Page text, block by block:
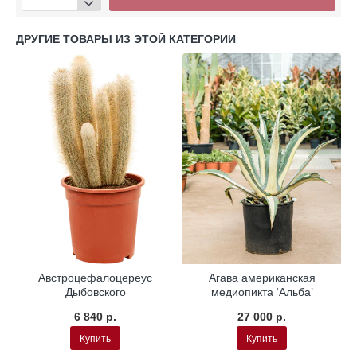
ДРУГИЕ ТОВАРЫ ИЗ ЭТОЙ КАТЕГОРИИ
Австроцефалоцереус
Дыбовского
6 840 р.
Купить
Агава американская
медиопикта ‘Альба’
27 000 р.
Купить